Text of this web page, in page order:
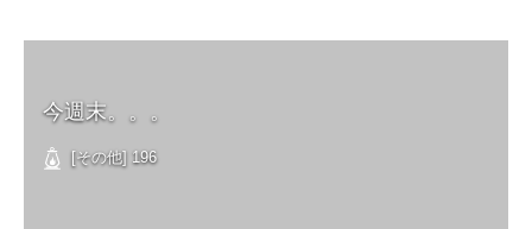
今週末。。。
[その他] 196